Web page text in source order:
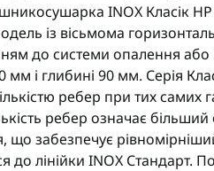
INOX Класік
із вісьмома
до системи опалення
і глибині 90 мм. Серія
ребер при тих самих
ребер означає
що забезпечує
до лінійки INOX